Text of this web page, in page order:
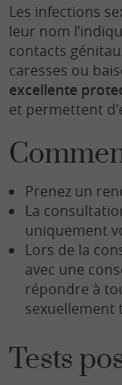
Les infections
leur nom
contacts
caresses ou
excellente
et permettent
Prenez un
La
uniquement
Lors de la
avec une
répondre à
sexuellement
Tests